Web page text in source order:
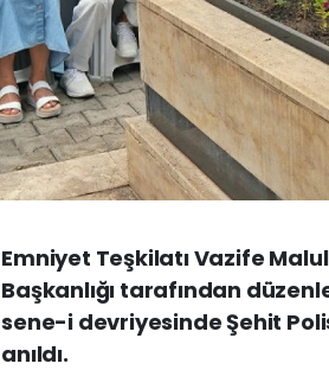
Emniyet Teşkilatı Vazife
Başkanlığı tarafından
sene-i devriyesinde Şehit
anıldı.